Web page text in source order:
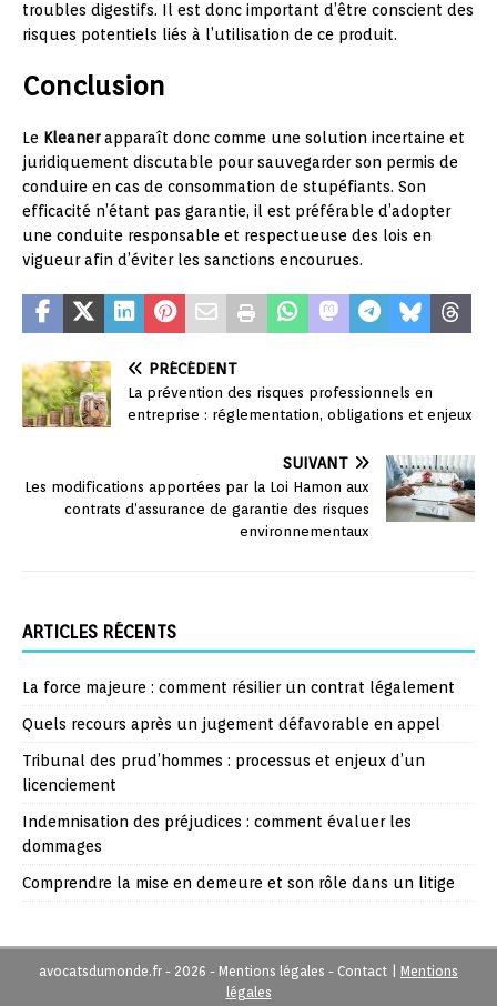
troubles digestifs. Il est donc important d’être conscient des
risques potentiels liés à l’utilisation de ce produit.
Conclusion
Le Kleanerapparaît donc comme une solution incertaine et
juridiquement discutable pour sauvegarder son permis de
conduire en cas de consommation de stupéfiants. Son
efficacité n’étant pas garantie, il est préférable d’adopter
une conduite responsable et respectueuse des lois en
vigueur afin d’éviter les sanctions encourues.
PRÉCÉDENT
La prévention des risques professionnels en
entreprise : réglementation, obligations et enjeux
SUIVANT
Les modifications apportées par la Loi Hamon aux
contrats d’assurance de garantie des risques
environnementaux
ARTICLES RÉCENTS
La force majeure : comment résilier un contrat légalement
Quels recours après un jugement défavorable en appel
Tribunal des prud’hommes : processus et enjeux d’un
licenciement
Indemnisation des préjudices : comment évaluer les
dommages
Comprendre la mise en demeure et son rôle dans un litige
avocatsdumonde.fr - 2026 - Mentions légales - Contact | Mentions
légales